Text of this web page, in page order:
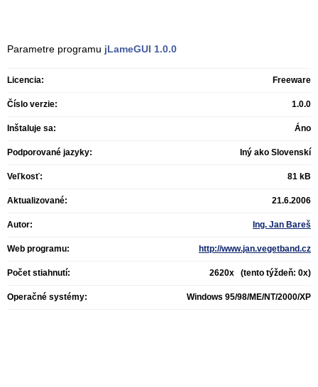
Parametre programu jLameGUI 1.0.0
Licencia: Freeware
Číslo verzie: 1.0.0
Inštaluje sa: Áno
Podporované jazyky: Iný ako Slovenskí
Veľkosť: 81 kB
Aktualizované: 21.6.2006
Autor: Ing. Jan Bareš
Web programu: http://www.jan.vegetband.cz
Počet stiahnutí: 2620x (tento týždeň: 0x)
Operačné systémy: Windows 95/98/ME/NT/2000/XP